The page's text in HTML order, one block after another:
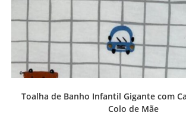
Toalha de Banho Infantil Gigante com
Colo de Mãe